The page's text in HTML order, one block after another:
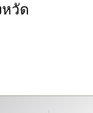
วัด